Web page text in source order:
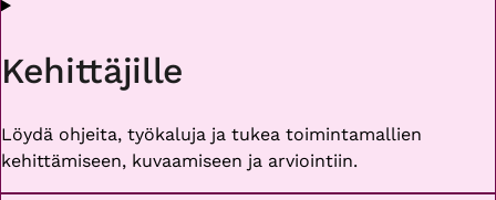
Kehittäjille
Löydä ohjeita, työkaluja ja tukea toimintamallien
kehittämiseen, kuvaamiseen ja arviointiin.